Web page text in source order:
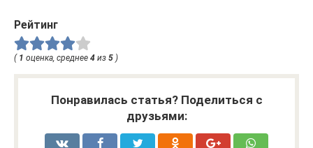
Рейтинг
( 1 оценка, среднее 4 из 5 )
Понравилась статья? Поделиться с
друзьями: